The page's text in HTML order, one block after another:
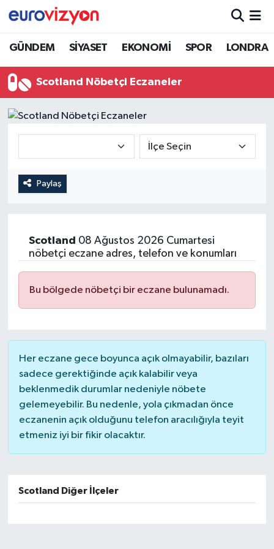
GÜNDEM SİYASET EKONOMİ SPOR LONDRA
Scotland Nöbetçi Eczaneler
Paylaş
Scotland 08 Ağustos 2026 Cumartesi
nöbetçi eczane adres, telefon ve konumları
Bu bölgede nöbetçi bir eczane bulunamadı.
Her eczane gece boyunca açık olmayabilir, bazıları
sadece gerektiğinde açık kalabilir veya
beklenmedik durumlar nedeniyle nöbete
gelemeyebilir. Bu nedenle, yola çıkmadan önce
eczanenin açık olduğunu telefon aracılığıyla teyit
etmeniz iyi bir fikir olacaktır.
Scotland Diğer İlçeler